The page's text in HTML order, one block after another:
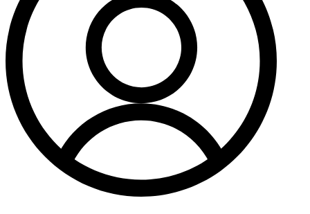
Кран шаровый
Крепеж для монтажных труб
Металлопластиковые трубы и фитинги (обжим евростандарт)
Развернуть
Душевые кабины и комплектующие
Душевые двери
Душевые кабины
Душевые перегородки
(2)
Задвижки и комплектующие